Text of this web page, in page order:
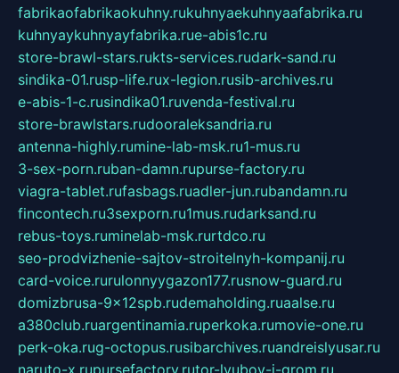
fabrikaofabrikaokuhny.rukuhnyaekuhnyaafabrika.ru
kuhnyaykuhnyayfabrika.rue-abis1c.ru
store-brawl-stars.rukts-services.rudark-sand.ru
sindika-01.rusp-life.rux-legion.rusib-archives.ru
e-abis-1-c.rusindika01.ruvenda-festival.ru
store-brawlstars.rudooraleksandria.ru
antenna-highly.rumine-lab-msk.ru1-mus.ru
3-sex-porn.ruban-damn.rupurse-factory.ru
viagra-tablet.rufasbags.ruadler-jun.rubandamn.ru
fincontech.ru3sexporn.ru1mus.rudarksand.ru
rebus-toys.ruminelab-msk.rurtdco.ru
seo-prodvizhenie-sajtov-stroitelnyh-kompanij.ru
card-voice.rurulonnyygazon177.rusnow-guard.ru
domizbrusa-9x12spb.rudemaholding.ruaalse.ru
a380club.ruargentinamia.ruperkoka.rumovie-one.ru
perk-oka.rug-octopus.rusibarchives.ruandreislyusar.ru
naruto-x.rupursefactory.rutor-lyubov-i-grom.ru